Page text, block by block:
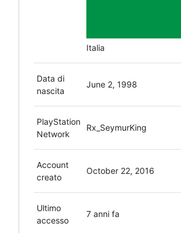
Italia
Data di
nascita
June 2, 1998
PlayStation
Network
Rx_SeymurKing
Account
creato
October 22, 2016
Ultimo
accesso
7 anni fa